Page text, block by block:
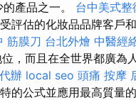
產品之一。 台中美式整
評估的化妝品品牌客戶
筋膜刀 台北外燴 中醫經
，而且在全世界都廣為
辦 local seo 頭痛 按摩
的公式並應用最高質量的